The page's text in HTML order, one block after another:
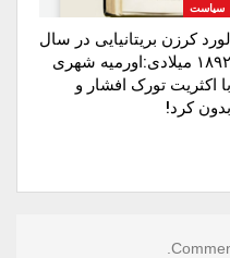
سیاست
لورد کرزن بریتانیایی در سال
۱۸۹۲ میلادی:اورمیه شهری
با اکثریت تورک افشار و
بدون کرد!